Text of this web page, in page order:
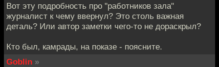
Вот эту подробность про "работников зала"
журналист к чему ввернул? Это столь важная
деталь? Или автор заметки чего-то не дораскрыл?
Кто был, камрады, на показе - поясните.
Goblin »